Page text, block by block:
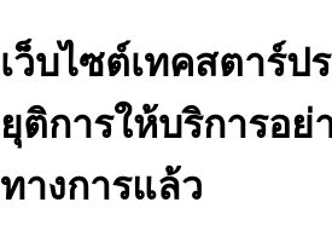
เว็บไซต์เทคสตาร์ป
ยุติการให้บริการอย่
ทางการแล้ว